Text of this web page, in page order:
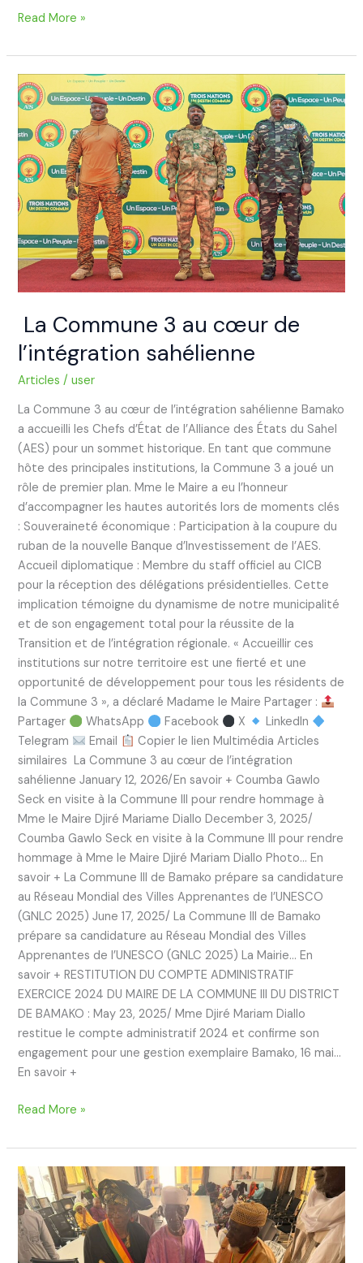
Read More »
La Commune 3 au cœur de
l’intégration sahélienne
Articles /user
La Commune 3 au cœur de l’intégration sahélienne Bamako
a accueilli les Chefs d’État de l’Alliance des États du Sahel
(AES) pour un sommet historique. En tant que commune
hôte des principales institutions, la Commune 3 a joué un
rôle de premier plan. ​Mme le Maire a eu l’honneur
d’accompagner les hautes autorités lors de moments clés
: ​Souveraineté économique : Participation à la coupure du
ruban de la nouvelle Banque d’Investissement de l’AES. ​
Accueil diplomatique : Membre du staff officiel au CICB
pour la réception des délégations présidentielles. ​Cette
implication témoigne du dynamisme de notre municipalité
et de son engagement total pour la réussite de la
Transition et de l’intégration régionale. ​« Accueillir ces
institutions sur notre territoire est une fierté et une
opportunité de développement pour tous les résidents de
la Commune 3 », a déclaré Madame le Maire Partager :
Partager
WhatsApp Facebook X
LinkedIn
Telegram
Email
Copier le lien Multimédia Articles
similaires La Commune 3 au cœur de l’intégration
sahélienne January 12, 2026/En savoir + Coumba Gawlo
Seck en visite à la Commune III pour rendre hommage à
Mme le Maire Djiré Mariame Diallo December 3, 2025/
Coumba Gawlo Seck en visite à la Commune III pour rendre
hommage à Mme le Maire Djiré Mariam Diallo Photo… En
savoir + La Commune III de Bamako prépare sa candidature
au Réseau Mondial des Villes Apprenantes de l’UNESCO
(GNLC 2025) June 17, 2025/ La Commune III de Bamako
prépare sa candidature au Réseau Mondial des Villes
Apprenantes de l’UNESCO (GNLC 2025) La Mairie… En
savoir + RESTITUTION DU COMPTE ADMINISTRATIF
EXERCICE 2024 DU MAIRE DE LA COMMUNE III DU DISTRICT
DE BAMAKO : May 23, 2025/ Mme Djiré Mariam Diallo
restitue le compte administratif 2024 et confirme son
engagement pour une gestion exemplaire Bamako, 16 mai…
En savoir +
La
Commune
au
cœur
de
l’intégration
sahélienne
Read More »
Clôture
du
mois
de
la